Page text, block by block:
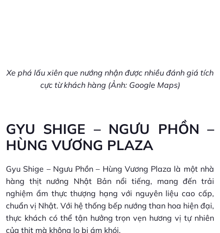
Xe phá lấu xiên que nướng nhận được nhiều đánh giá tích
cực từ khách hàng (Ảnh: Google Maps)
GYU SHIGE – NGƯU PHỒN –
HÙNG VƯƠNG PLAZA
Gyu Shige – Ngưu Phồn – Hùng Vương Plaza là một nhà
hàng thịt nướng Nhật Bản nổi tiếng, mang đến trải
nghiệm ẩm thực thượng hạng với nguyên liệu cao cấp,
chuẩn vị Nhật. Với hệ thống bếp nướng than hoa hiện đại,
thực khách có thể tận hưởng trọn vẹn hương vị tự nhiên
của thịt mà không lo bị ám khói.